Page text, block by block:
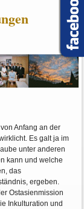
Anfang an der
Es galt ja im
unter anderen
kann und welche
das
ergeben.
Ostasienmission
Inkulturation und